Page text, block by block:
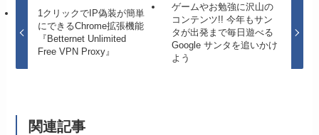
1クリックでIP偽装が簡単
にできるChrome拡張機能
『Betternet Unlimited
Free VPN Proxy』
ゲームやお勉強に沢山の
コンテンツ!! 今年もサン
タが出発まで毎日遊べる
Google サンタを追いかけ
よう
関連記事